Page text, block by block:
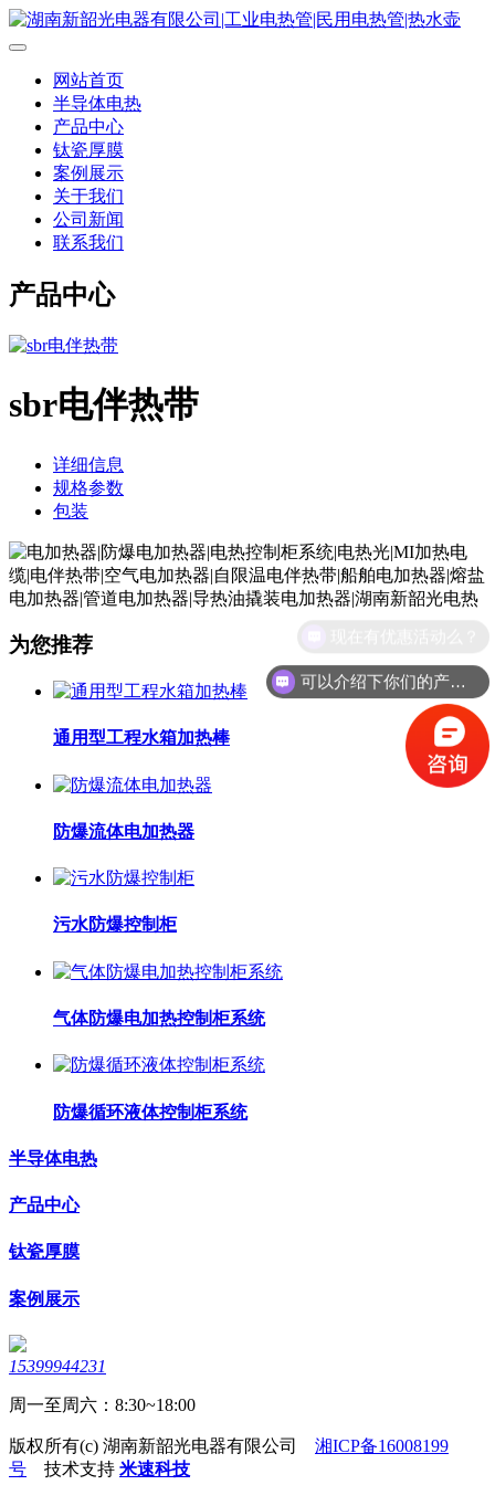
网站首页
半导体电热
产品中心
钛瓷厚膜
案例展示
关于我们
公司新闻
联系我们
产品中心
sbr电伴热带
详细信息
规格参数
包装
为您推荐
通用型工程水箱加热棒
防爆流体电加热器
污水防爆控制柜
气体防爆电加热控制柜系统
防爆循环液体控制柜系统
半导体电热
产品中心
钛瓷厚膜
案例展示
15399944231
周一至周六：8:30~18:00
版权所有(c) 湖南新韶光电器有限公司 湘ICP备16008199
号 技术支持 米速科技
可以介绍下你们的产品么？